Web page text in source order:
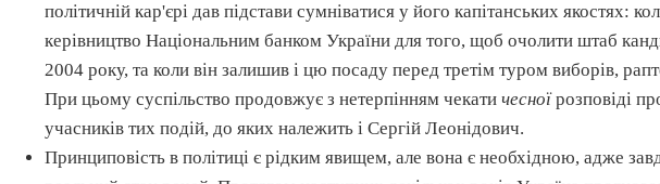
політичній кар'єрі дав підстави сумніватися у йогокапітанських якостях:
керівництвоНаціональним банком України для того, щоб очолити штаб
2004 року, та коли він залишив і цю посаду перед третім туром виборів,
При цьому суспільство продовжує з нетерпінням чекатичесноїрозповіді
учасників тих подій, до яких належить і Сергій Леонідович.
Принциповість в політиці є рідким явищем, але вона є необхідною, адже